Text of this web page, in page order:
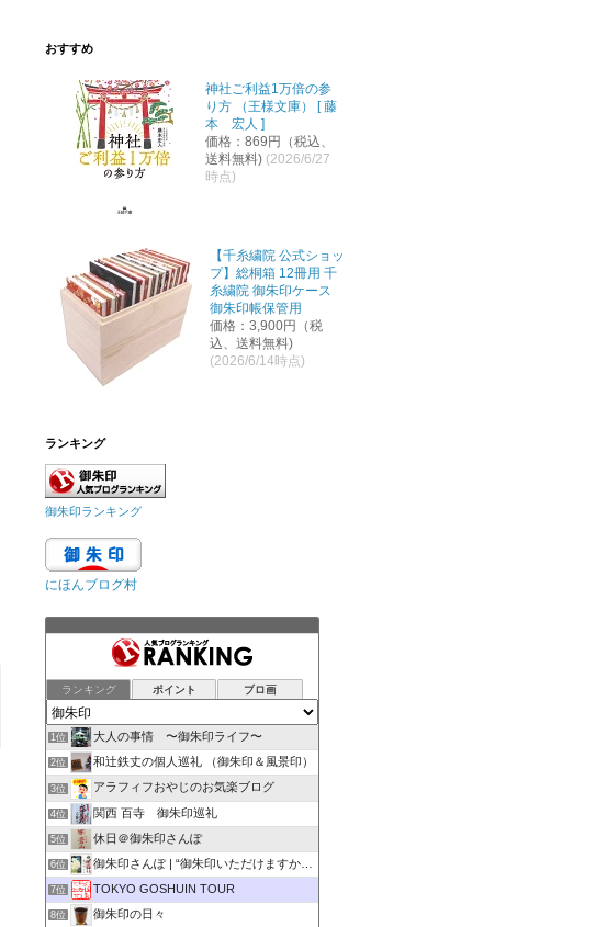
おすすめ
神社ご利益1万倍の参
り方 （王様文庫） [ 藤
本 宏人 ]
価格：869円（税込、
送料無料) (2026/6/27
時点)
【千糸繍院 公式ショッ
プ】総桐箱 12冊用 千
糸繍院 御朱印ケース
御朱印帳保管用
価格：3,900円（税
込、送料無料)
(2026/6/14時点)
ランキング
御朱印ランキング
にほんブログ村
ランキング ポイント ブロ画
1位 大人の事情 〜御朱印ライフ〜
2位 和辻鉄丈の個人巡礼 （御朱印＆風景印）
3位 アラフィフおやじのお気楽ブログ
4位 関西 百寺 御朱印巡礼
5位 休日＠御朱印さんぽ
6位 御朱印さんぽ | “御朱印いただけますか”のひと言から始ま…
7位 TOKYO GOSHUIN TOUR
8位 御朱印の日々